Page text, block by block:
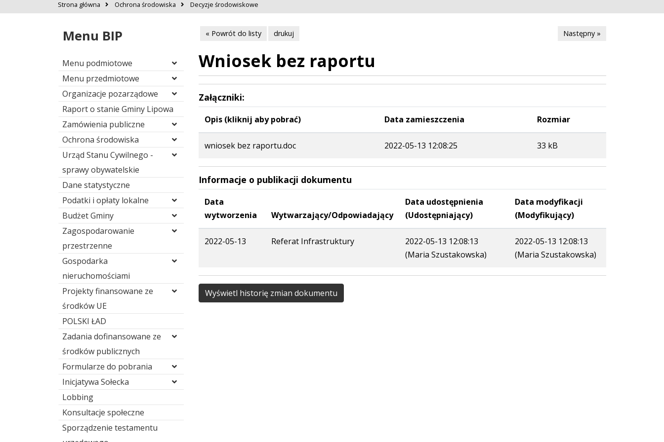
Strona główna Ochrona środowiska Decyzje środowiskowe
Menu BIP
Menu podmiotowe
Menu przedmiotowe
Organizacje pozarządowe
Raport o stanie Gminy Lipowa
Zamówienia publiczne
Ochrona środowiska
Urząd Stanu Cywilnego -
sprawy obywatelskie
Dane statystyczne
Podatki i opłaty lokalne
Budżet Gminy
Zagospodarowanie
przestrzenne
Gospodarka
nieruchomościami
Projekty finansowane ze
środków UE
POLSKI ŁAD
Zadania dofinansowane ze
środków publicznych
Formularze do pobrania
Inicjatywa Sołecka
Lobbing
Konsultacje społeczne
Sporządzenie testamentu
« Powrót do listy drukuj Następny »
Wniosek bez raportu
Załączniki:
Opis (kliknij aby pobrać) Data zamieszczenia Rozmiar
wniosek bez raportu.doc 2022-05-13 12:08:25 33 kB
Informacje o publikacji dokumentu
Data
wytworzenia
Wytwarzający/Odpowiadający
Data udostępnienia
(Udostępniający)
Data modyfikacji
(Modyfikujący)
2022-05-13 Referat Infrastruktury
2022-05-13 12:08:13
(Maria Szustakowska)
2022-05-13 12:08:13
(Maria Szustakowska)
Wyświetl historię zmian dokumentu